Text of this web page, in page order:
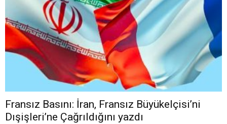
Fransız Basını: İran, Fransız Büyükelçisi’ni
Dışişleri’ne Çağrıldığını yazdı